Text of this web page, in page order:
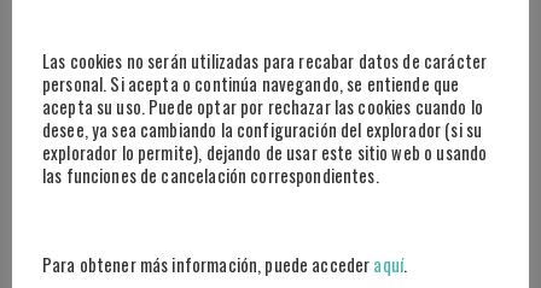
Chief Innovation Officer Real Sociedad S.A.D and Sport Innovation Alliance
Las cookies no serán utilizadas para recabar datos de carácter
personal. Si acepta o continúa navegando, se entiende que
acepta su uso. Puede optar por rechazar las cookies cuando lo
desee, ya sea cambiando la configuración del explorador (si su
explorador lo permite), dejando de usar este sitio web o usando
las funciones de cancelación correspondientes.
Para obtener más información, puede accederaquí.